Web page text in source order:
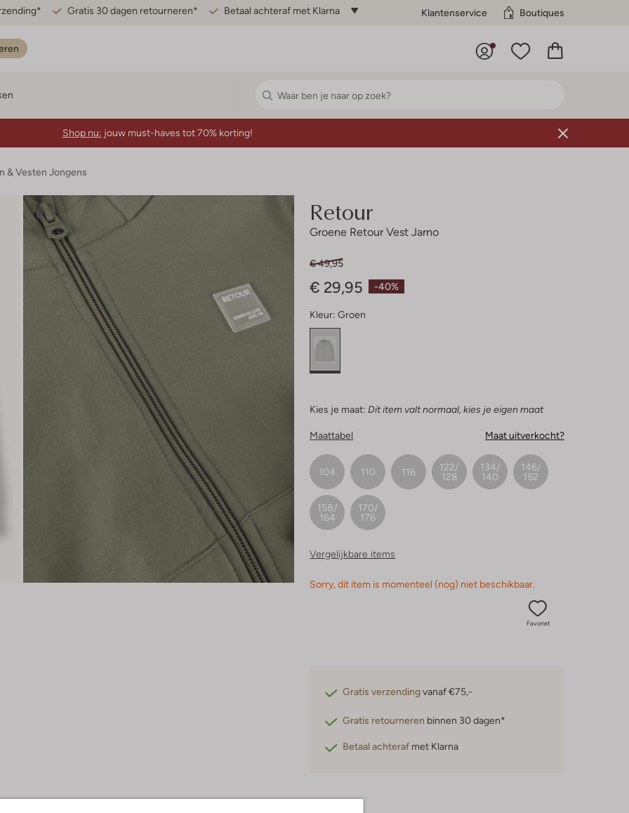
Gratis 30 dagen retourneren* Betaal achteraf met Klarna Klantenservice Boutiques
Shop nu: jouw must-haves tot 70% korting!
& Vesten Jongens
Retour
Groene Retour Vest Jarno
-40%
€ 49,95
€ 29,95
Kleur: Groen
Kies je maat: Dit item valt normaal, kies je eigen maat
Maattabel Maat uitverkocht?
104 110 116
122/
128
134/
140
146/
152
158/
164
170/
176
Vergelijkbare items
Sorry, dit item is momenteel (nog) niet beschikbaar.
Favoriet
Gratis verzendingvanaf €75,-
Gratis retourneren binnen 30 dagen*
Betaal achteraf met Klarna